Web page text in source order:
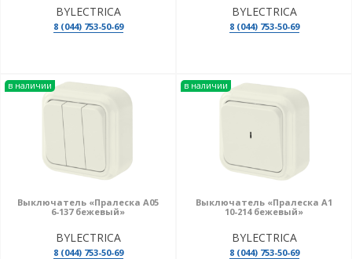
BYLECTRICA
8 (044) 753-50-69
BYLECTRICA
8 (044) 753-50-69
в наличии
Выключатель «Пралеска А05
6-137 бежевый»
BYLECTRICA
8 (044) 753-50-69
в наличии
Выключатель «Пралеска А1
10-214 бежевый»
BYLECTRICA
8 (044) 753-50-69